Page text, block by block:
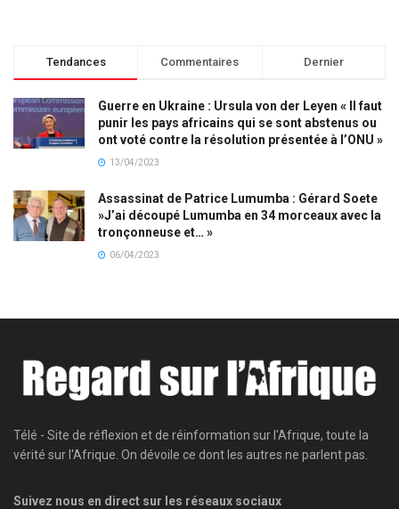
Tendances Commentaires Dernier
Guerre en Ukraine : Ursula von der Leyen « Il faut
punir les pays africains qui se sont abstenus ou
ont voté contre la résolution présentée à l’ONU »
13/04/2023
Assassinat de Patrice Lumumba : Gérard Soete
»J’ai découpé Lumumba en 34 morceaux avec la
tronçonneuse et… »
06/04/2023
Télé - Site de réflexion et de réinformation sur l'Afrique, toute la
vérité sur l'Afrique. On dévoile ce dont les autres ne parlent pas.
Suivez nous en direct sur les réseaux sociaux